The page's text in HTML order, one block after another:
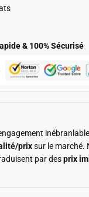
& 100% Sécurisé
prixsur le marché.
par desprix